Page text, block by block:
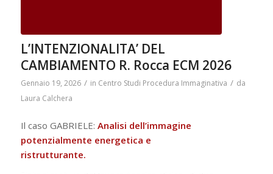
L’INTENZIONALITA’ DEL
CAMBIAMENTO R. Rocca ECM 2026
Gennaio 19, 2026 / in Centro Studi Procedura Immaginativa / da
Laura Calchera
Il caso GABRIELE: Analisi dell’immagine
potenzialmente energetica e
ristrutturante.